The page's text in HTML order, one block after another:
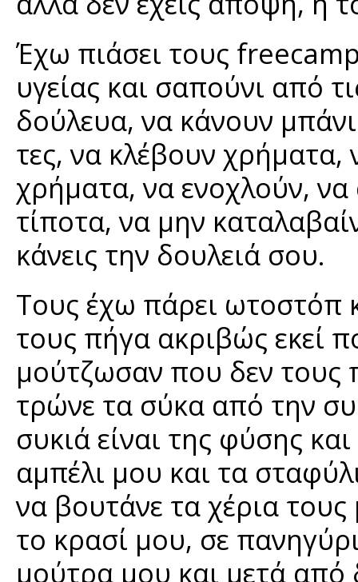
Έχω πιάσει τους
υγείας και σαπούνι από
δούλευα, να κάνουν
τες, να κλέβουν
χρήματα, να ενοχλούν,
τίποτα, να μην
κάνεις την δουλειά σου.
Τους έχω πάρει ωτοστόπ
τους πήγα ακριβώς εκεί
μούτζωσαν που δεν τους
τρώνε τα σύκα από την
συκιά είναι της φύσης
αμπέλι μου και τα
να βουτάνε τα χέρια
το κρασί μου, σε
μούτρα μου και μετά από